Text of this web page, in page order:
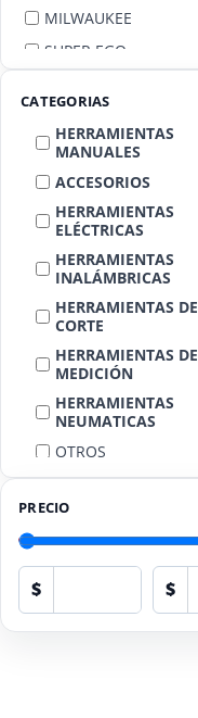
MILWAUKEE
SUPER EGO
CATEGORIAS
HERRAMIENTAS
MANUALES
ACCESORIOS
HERRAMIENTAS
ELÉCTRICAS
HERRAMIENTAS
INALÁMBRICAS
HERRAMIENTAS DE
CORTE
HERRAMIENTAS DE
MEDICIÓN
HERRAMIENTAS
NEUMATICAS
OTROS
LIMPIEZA
AUTOMOTRIZ
PROTECCIÓN
PERSONAL
HERRAMIENTAS
HIDRÁULICAS
PRECIO
$ $